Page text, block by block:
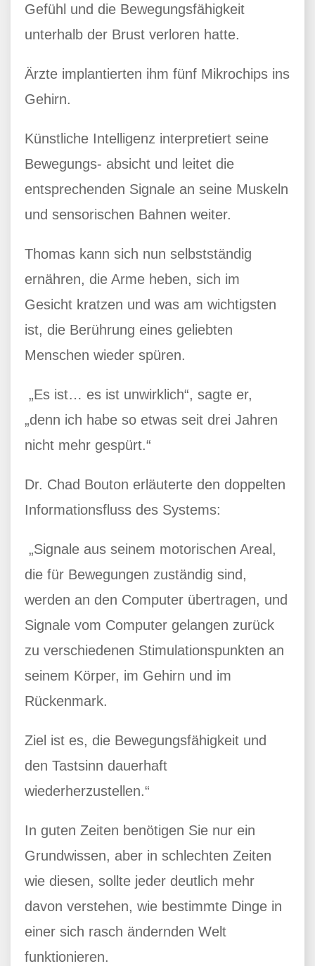
Gefühl und die Bewegungsfähigkeit
unterhalb der Brust verloren hatte.
Ärzte implantierten ihm fünf Mikrochips ins
Gehirn.
Künstliche Intelligenz interpretiert seine
Bewegungs- absicht und leitet die
entsprechenden Signale an seine Muskeln
und sensorischen Bahnen weiter.
Thomas kann sich nun selbstständig
ernähren, die Arme heben, sich im
Gesicht kratzen und was am wichtigsten
ist, die Berührung eines geliebten
Menschen wieder spüren.
„Es ist… es ist unwirklich“, sagte er,
„denn ich habe so etwas seit drei Jahren
nicht mehr gespürt.“
Dr. Chad Bouton erläuterte den doppelten
Informationsfluss des Systems:
„Signale aus seinem motorischen Areal,
die für Bewegungen zuständig sind,
werden an den Computer übertragen, und
Signale vom Computer gelangen zurück
zu verschiedenen Stimulationspunkten an
seinem Körper, im Gehirn und im
Rückenmark.
Ziel ist es, die Bewegungsfähigkeit und
den Tastsinn dauerhaft
wiederherzustellen.“
In guten Zeiten benötigen Sie nur ein
Grundwissen, aber in schlechten Zeiten
wie diesen, sollte jeder deutlich mehr
davon verstehen, wie bestimmte Dinge in
einer sich rasch ändernden Welt
funktionieren.